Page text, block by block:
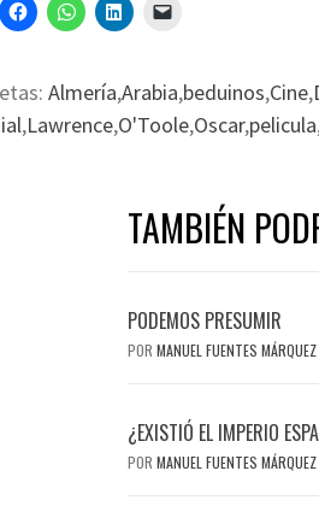
Almería,Arabia,beduinos,Cine,
,Lawrence,O'Toole,Oscar,pelicula
TAMBIÉN
PODEMOS PRESUMIR
POR MANUEL FUENTES MÁRQUEZ
¿EXISTIÓ EL IMPERIO
POR MANUEL FUENTES MÁRQUEZ